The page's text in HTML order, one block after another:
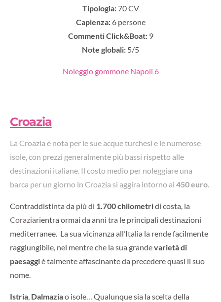
Tipologia:70 CV
Capienza: 6 persone
Commenti Click&Boat: 9
Note globali: 5/5
Noleggio gommone Napoli 6
Croazia
La Croazia è nota per le sue acque turchesi e le numerose
isole, con prezzi generalmente più bassi rispetto alle
destinazioni italiane. Il costo medio per noleggiare una
barca per un giorno in Croazia si aggira intorno ai 450 euro.
Contraddistinta da più di 1.700 chilometridi costa, la
Coraziarientra ormai da anni tra le principali destinazioni
mediterranee. La sua vicinanza all’Italia la rende facilmente
raggiungibile, nel mentre che la sua grandevarietà di
paesaggiè talmente affascinante da precedere quasi il suo
nome.
Istria, Dalmaziao isole… Qualunque sia la scelta della